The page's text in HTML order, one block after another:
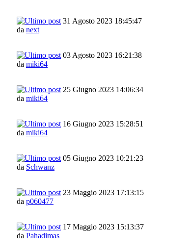
31 Agosto 2023 18:45:47
da next
03 Agosto 2023 16:21:38
da miki64
25 Giugno 2023 14:06:34
da miki64
16 Giugno 2023 15:28:51
da miki64
05 Giugno 2023 10:21:23
da Schwanz
23 Maggio 2023 17:13:15
da p060477
17 Maggio 2023 15:13:37
da Pahadimas